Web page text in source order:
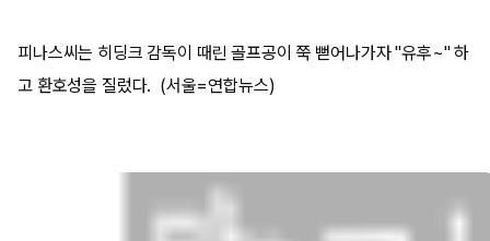
피나스씨는 히딩크 감독이 때린 골프공이 쭉 뻗어나가자 "유후~" 하
고 환호성을 질렀다. (서울=연합뉴스)